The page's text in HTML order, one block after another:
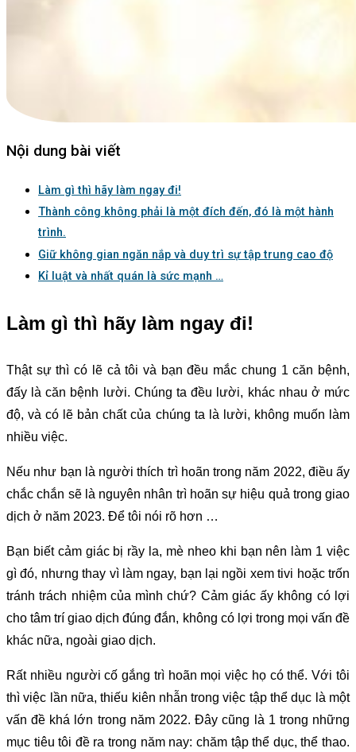
Nội dung bài viết
Làm gì thì hãy làm ngay đi!
Thành công không phải là một đích đến, đó là một hành
trình.
Giữ không gian ngăn nắp và duy trì sự tập trung cao độ
Kỉ luật và nhất quán là sức mạnh …
Làm gì thì hãy làm ngay đi!
Thật sự thì có lẽ cả tôi và bạn đều mắc chung 1 căn bệnh,
đấy là căn bệnh lười. Chúng ta đều lười, khác nhau ở mức
độ, và có lẽ bản chất của chúng ta là lười, không muốn làm
nhiều việc.
Nếu như bạn là người thích trì hoãn trong năm 2022, điều ấy
chắc chắn sẽ là nguyên nhân trì hoãn sự hiệu quả trong giao
dịch ở năm 2023. Để tôi nói rõ hơn …
Bạn biết cảm giác bị rầy la, mè nheo khi bạn nên làm 1 việc
gì đó, nhưng thay vì làm ngay, bạn lại ngồi xem tivi hoặc trốn
tránh trách nhiệm của mình chứ? Cảm giác ấy không có lợi
cho tâm trí giao dịch đúng đắn, không có lợi trong mọi vấn đề
khác nữa, ngoài giao dịch.
Rất nhiều người cố gắng trì hoãn mọi việc họ có thể. Với tôi
thì việc lần nữa, thiếu kiên nhẫn trong việc tập thể dục là một
vấn đề khá lớn trong năm 2022. Đây cũng là 1 trong những
mục tiêu tôi đề ra trong năm nay: chăm tập thể dục, thể thao.